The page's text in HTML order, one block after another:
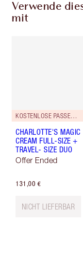
Verwende
mit
KOSTENLOSE PASSENDE REISEGRÖSSE DAZU!
CHARLOTTE'S MAGIC
CREAM FULL-SIZE +
TRAVEL- SIZE DUO
Offer Ended
131,00 €
NICHT LIEFERBAR